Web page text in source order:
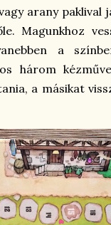
arany paklival
Magunkhoz
a
három
a másikat